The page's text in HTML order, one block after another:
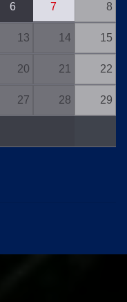
6 7 8
13 14 15
20 21 22
27 28 29